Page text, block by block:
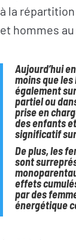
à la
et hommes
Aujourd’hui
moins que
également
partiel ou
prise en
des enfants
significatif
De plus, les
sont
effets
par des
énergétique